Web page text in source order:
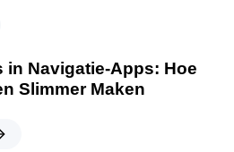
Navigatie-Apps: Hoe
Slimmer Maken